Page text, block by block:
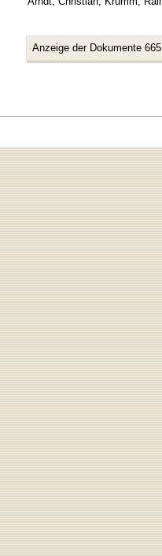
Anzeige der Dokumente